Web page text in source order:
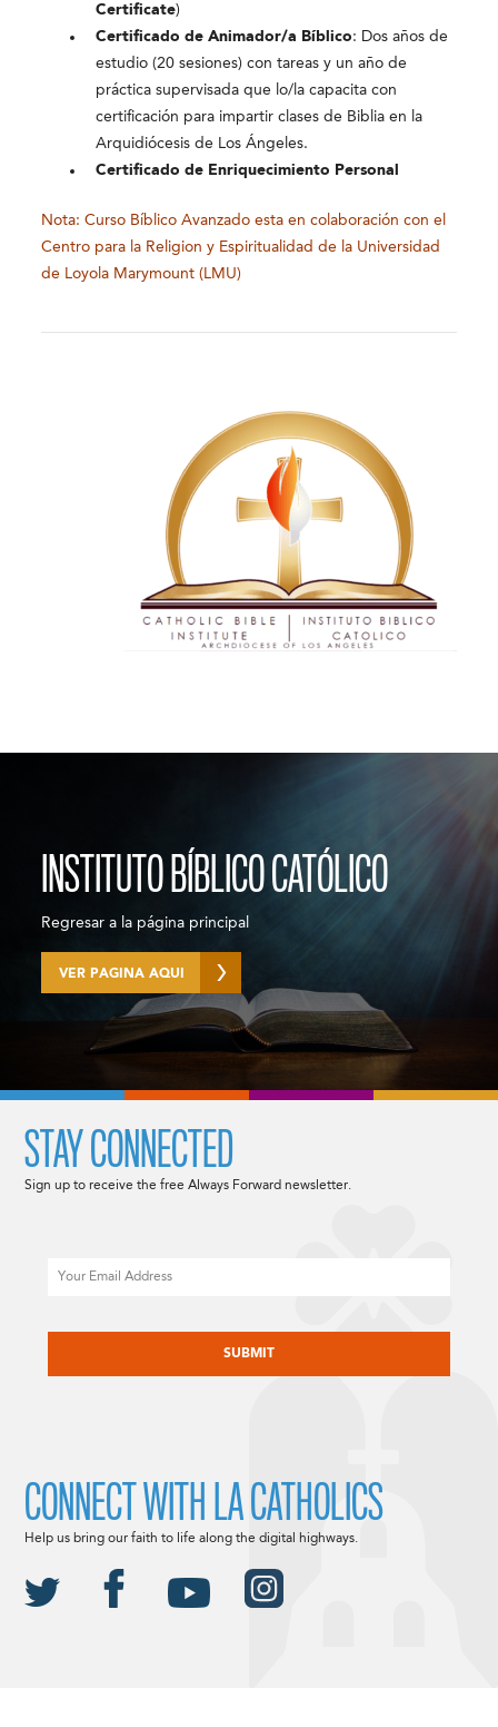
Certificate)
Certificado de Animador/a Bíblico: Dos años de
estudio (20 sesiones) con tareas y un año de
práctica supervisada que lo/la capacita con
certificación para impartir clases de Biblia en la
Arquidiócesis de Los Ángeles.
Certificado de Enriquecimiento Personal
Nota: Curso Bíblico Avanzado esta en colaboración con el
Centro para la Religion y Espiritualidad de la Universidad
de Loyola Marymount (LMU)
INSTITUTO BÍBLICO CATÓLICO
Regresar a la página principal
VER PAGINA AQUI
STAY CONNECTED
Sign up to receive the free Always Forward newsletter.
CONNECT WITH LA CATHOLICS
Help us bring our faith to life along the digital highways.